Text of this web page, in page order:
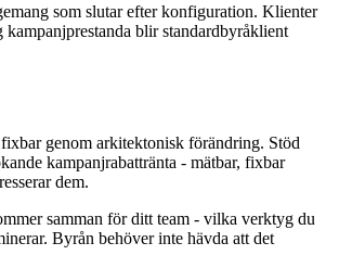
som slutar efter konfiguration. Klienter
blir standardbyråklient
genom arkitektonisk förändring. Stöd
kampanjrabattränta - mätbar, fixbar
dem.
samman för ditt team - vilka verktyg du
Byrån behöver inte hävda att det